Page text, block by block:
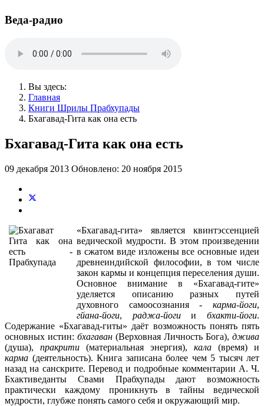
Веда-радио
Вы здесь:
Главная
Книги Шрилы Прабхупады
Бхагавад-Гита как она есть
Бхагавад-Гита как она есть
09 декабря 2013 Обновлено: 20 ноября 2015
«Бхагавад-гита» является квинтэссенцией
ведической мудрости. В этом произведении
в сжатом виде изложены все основные идеи
древнеиндийской философии, в том числе
закон кармы и концепция переселения души.
Основное внимание в «Бхагавад-гите»
уделяется описанию разных путей
духовного самоосознания - карма-йоги,
гйана-йоги, раджа-йогиибхакти-йоги.
Содержание «Бхагавад-гиты» даёт возможность понять пять
основных истин: бхагаван (Верховная Личность Бога), джива
(душа), пракрити (материальная энергия), кала (время) и
карма (деятельность). Книга записана более чем 5 тысяч лет
назад на санскрите. Перевод и подробные комментарии А. Ч.
Бхактиведанты Свами Прабхупады дают возможность
практически каждому проникнуть в тайны ведической
мудрости, глубже понять самого себя и окружающий мир.